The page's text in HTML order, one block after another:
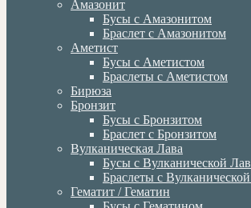
Амазонит
Бусы с Амазонитом
Браслет с Амазонитом
Аметист
Бусы с Аметистом
Браслеты с Аметистом
Бирюза
Бронзит
Бусы с Бронзитом
Браслет с Бронзитом
Вулканическая Лава
Бусы с Вулканической
Браслеты с
Гематит / Гематин